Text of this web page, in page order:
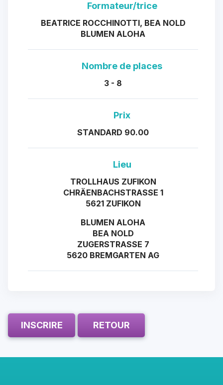
Formateur/trice
BEATRICE ROCCHINOTTI, BEA NOLD
BLUMEN ALOHA
Nombre de places
3 - 8
Prix
STANDARD 90.00
Lieu
TROLLHAUS ZUFIKON
CHRÄENBACHSTRASSE 1
5621 ZUFIKON
BLUMEN ALOHA
BEA NOLD
ZUGERSTRASSE 7
5620 BREMGARTEN AG
INSCRIRE RETOUR